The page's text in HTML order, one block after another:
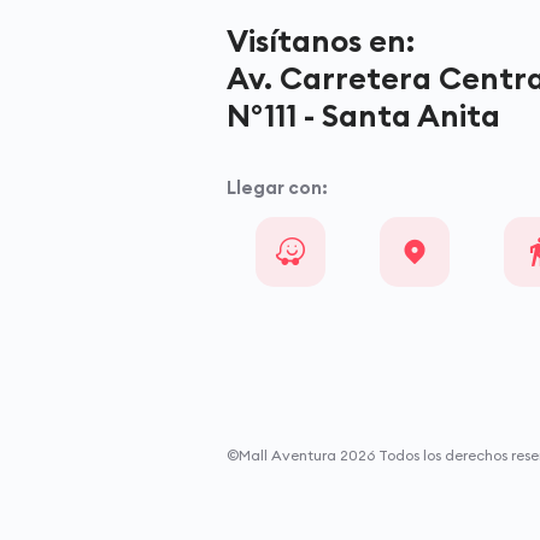
Visítanos en:
Av. Carretera
N°111 - Santa Anita
Llegar con:
©Mall Aventura 2026 Todos los derechos